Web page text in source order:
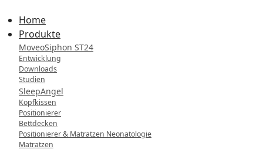
Home
Produkte
MoveoSiphon ST24
Entwicklung
Downloads
Studien
SleepAngel
Kopfkissen
Positionierer
Bettdecken
Positionierer & Matratzen Neonatologie
Matratzen